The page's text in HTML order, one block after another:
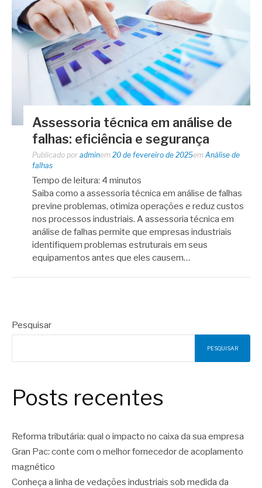
Assessoria técnica em análise de
falhas: eficiência e segurança
Publicado por adminem 20 de fevereiro de 2025em Análise de
falhas
Tempo de leitura: 4 minutos
Saiba como a assessoria técnica em análise de falhas
previne problemas, otimiza operações e reduz custos
nos processos industriais. A assessoria técnica em
análise de falhas permite que empresas industriais
identifiquem problemas estruturais em seus
equipamentos antes que eles causem…
Pesquisar
PESQUISAR
Posts recentes
Reforma tributária: qual o impacto no caixa da sua empresa
Gran Pac: conte com o melhor fornecedor de acoplamento
magnético
Conheça a linha de vedações industriais sob medida da